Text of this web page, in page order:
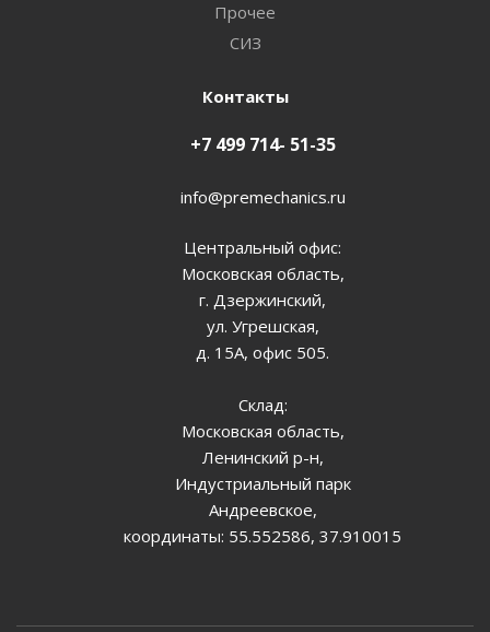
Прочее
СИЗ
Контакты
+7 499 714- 51-35
info@premechanics.ru
Центральный офис:
Московская область,
г. Дзержинский,
ул. Угрешская,
д. 15А, офис 505.
Склад:
Московская область,
Ленинский р-н,
Индустриальный парк
Андреевское,
координаты: 55.552586, 37.910015